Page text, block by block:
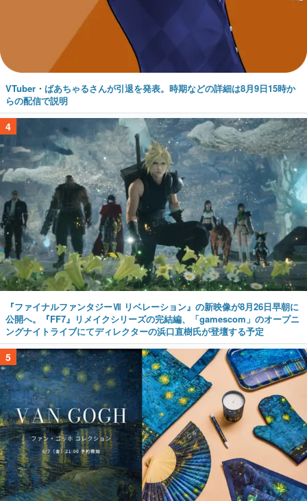
VTuber・ばあちゃるさんが引退を発表。時期などの詳細は8月9日15時か
らの配信で説明
4
『ファイナルファンタジーⅦ リベレーション』の新映像が8月26日早朝に
公開へ。『FF7』リメイクシリーズの完結編、「gamescom」のオープニ
ングナイトライブにてディレクターの浜口直樹氏が登壇する予定
5